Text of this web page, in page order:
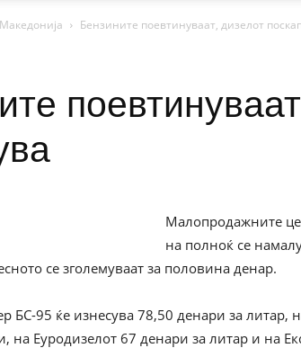
Македонија Бензините поевтинуваат, дизелот
Малопродажните
на полноќ се
се зголемуваат за половина денар.
БС-95 ќе изнесува 78,50 денари за литар,
на Еуродизелот 67 денари за литар и на